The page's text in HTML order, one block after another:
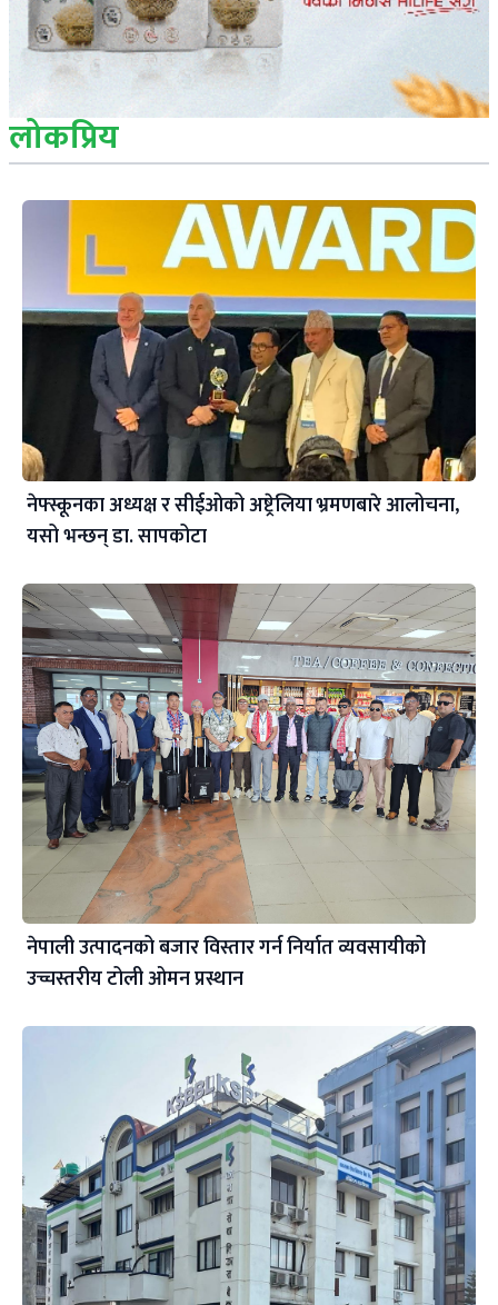
लोकप्रिय
नेफ्स्कूनका अध्यक्ष र सीईओको अष्ट्रेलिया भ्रमणबारे आलोचना,
यसो भन्छन् डा‍. सापकोटा
नेपाली उत्पादनको बजार विस्तार गर्न निर्यात व्यवसायीको
उच्चस्तरीय टोली ओमन प्रस्थान